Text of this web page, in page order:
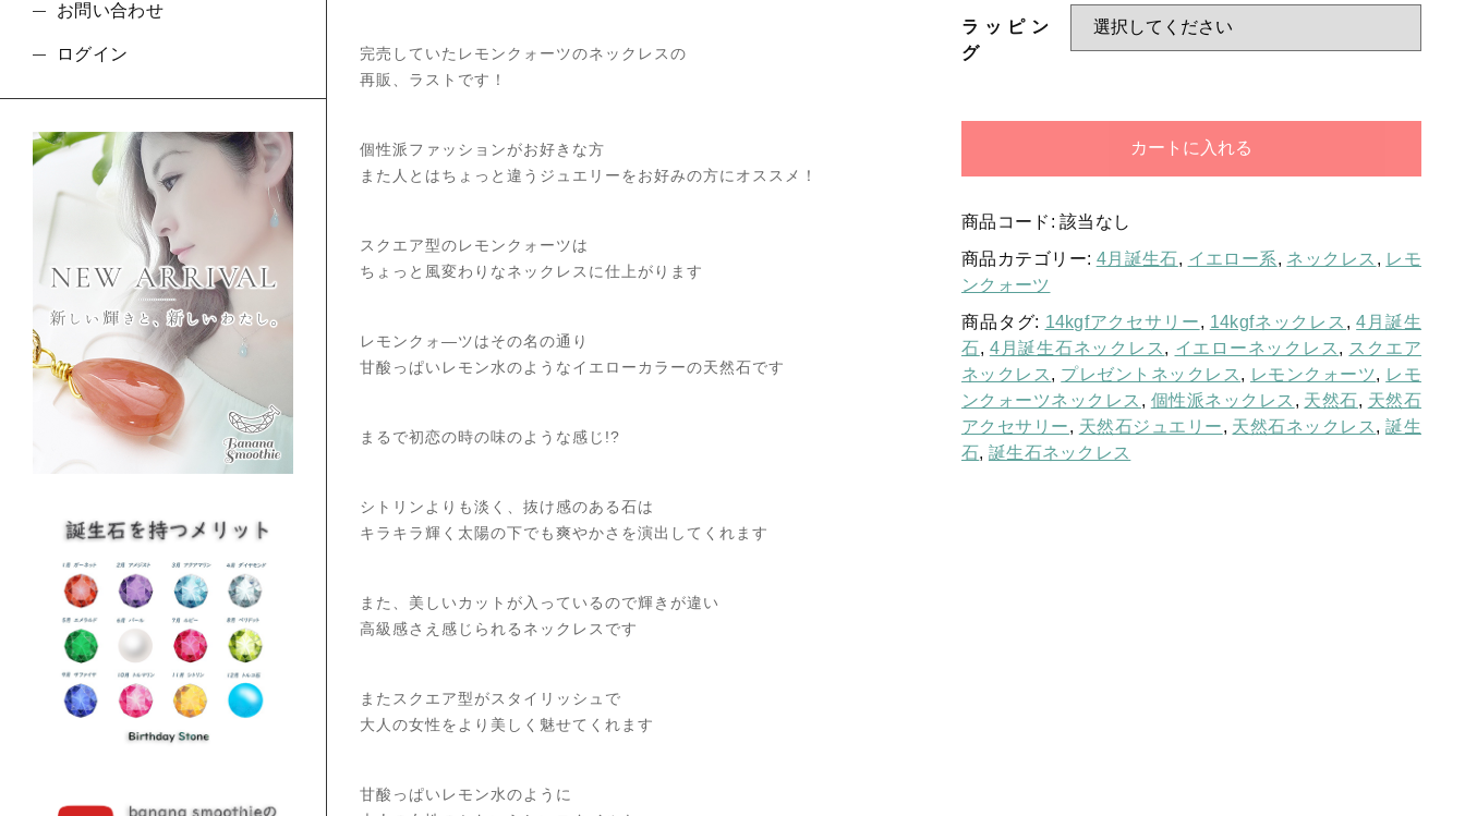
完売していたレモンクォーツのネックレスの
再販、ラストです！
個性派ファッションがお好きな方
また人とはちょっと違うジュエリーをお好みの方にオススメ！
スクエア型のレモンクォーツは
ちょっと風変わりなネックレスに仕上がります
レモンクォ―ツはその名の通り
甘酸っぱいレモン水のようなイエローカラーの天然石です
まるで初恋の時の味のような感じ!?
シトリンよりも淡く、抜け感のある石は
キラキラ輝く太陽の下でも爽やかさを演出してくれます
また、美しいカットが入っているので輝きが違い
高級感さえ感じられるネックレスです
またスクエア型がスタイリッシュで
大人の女性をより美しく魅せてくれます
甘酸っぱいレモン水のように
ラッピン
グ
カートに入れる
商品コード:該当なし
商品カテゴリー: 4月誕生石, イエロー系, ネックレス , レモ
ンクォーツ
商品タグ: 14kgfアクセサリー, 14kgfネックレス ,4月誕生
石, 4月誕生石ネックレス , イエローネックレス , スクエア
ネックレス , プレゼントネックレス , レモンクォーツ, レモ
ンクォーツネックレス , 個性派ネックレス , 天然石, 天然石
アクセサリー, 天然石ジュエリー, 天然石ネックレス ,誕生
石, 誕生石ネックレス
お問い合わせ
ログイン
ログイン